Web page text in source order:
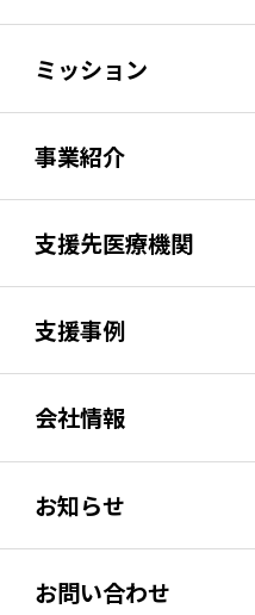
ミッション
事業紹介
支援先医療機関
支援事例
会社情報
会社情報index
トップメッセージ
お知らせ
お問い合わせ